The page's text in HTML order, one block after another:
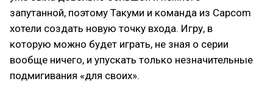
запутанной, поэтому Такуми и команда из Capcom
хотели создать новую точку входа. Игру, в
которую можно будет играть, не зная о серии
вообще ничего, и упускать только незначительные
подмигивания «для своих».